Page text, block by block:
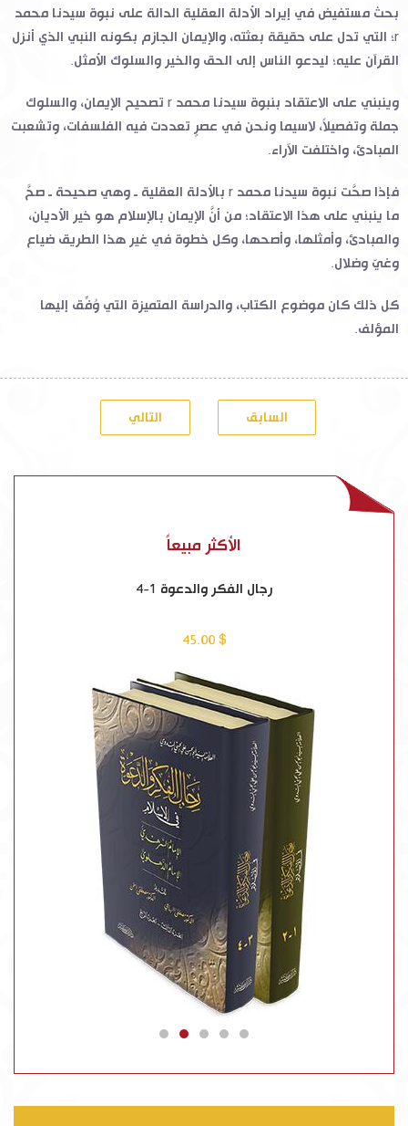
بحث مستفيض في إيراد الأدلة العقلية الدالة على نبوة سيدنا محمد
r؛ التي تدل على حقيقة بعثته، والإيمان الجازم بكونه النبي الذي أنزل
القرآن عليه؛ ليدعو الناس إلى الحق والخير والسلوك الأمثل.
وينبني على الاعتقاد بنبوة سيدنا محمد r تصحيح الإيمان، والسلوك
جملة وتفصيلاً، لاسيما ونحن في عصرٍ تعددت فيه الفلسفات، وتشعبت
المبادئ، واختلفت الآراء.
فإذا صحَّت نبوة سيدنا محمد r بالأدلة العقلية ـ وهي صحيحة ـ صحَّ
ما ينبني على هذا الاعتقاد؛ من أنَّ الإيمان بالإسلام هو خير الأديان،
والمبادئ، وأمثلها، وأصحها، وكل خطوة في غير هذا الطريق ضياع
وغيّ وضلال.
كل ذلك كان موضوع الكتاب، والدراسة المتميزة التي وُفِّق إليها
المؤلف.
التالي السابق
الأكثر مبيعاً
رجال الفكر والدعوة 1-4
$ 45.00